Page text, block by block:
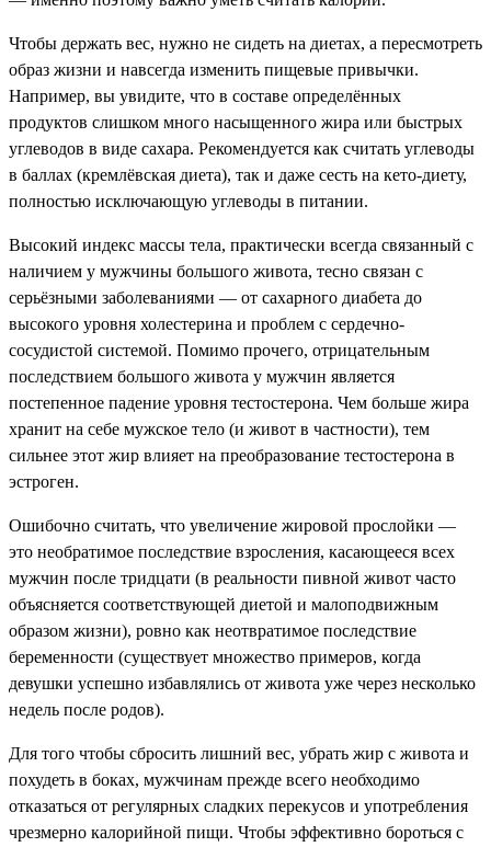
Чтобы держать вес, нужно не сидеть на диетах, а пересмотреть
образ жизни и навсегда изменить пищевые привычки.
Например, вы увидите, что в составе определённых
продуктов слишком много насыщенного жира или быстрых
углеводов в виде сахара. Рекомендуется как считать углеводы
в баллах (кремлёвская диета), так и даже сесть на кето-диету,
полностью исключающую углеводы в питании.
Высокий индекс массы тела, практически всегда связанный с
наличием у мужчины большого живота, тесно связан с
серьёзными заболеваниями — от сахарного диабета до
высокого уровня холестерина и проблем с сердечно-
сосудистой системой. Помимо прочего, отрицательным
последствием большого живота у мужчин является
постепенное падение уровня тестостерона. Чем больше жира
хранит на себе мужское тело (и живот в частности), тем
сильнее этот жир влияет на преобразование тестостерона в
эстроген.
Ошибочно считать, что увеличение жировой прослойки —
это необратимое последствие взросления, касающееся всех
мужчин после тридцати (в реальности пивной живот часто
объясняется соответствующей диетой и малоподвижным
образом жизни), ровно как неотвратимое последствие
беременности (существует множество примеров, когда
девушки успешно избавлялись от живота уже через несколько
недель после родов).
Для того чтобы сбросить лишний вес, убрать жир с живота и
похудеть в боках, мужчинам прежде всего необходимо
отказаться от регулярных сладких перекусов и употребления
чрезмерно калорийной пищи. Чтобы эффективно бороться с